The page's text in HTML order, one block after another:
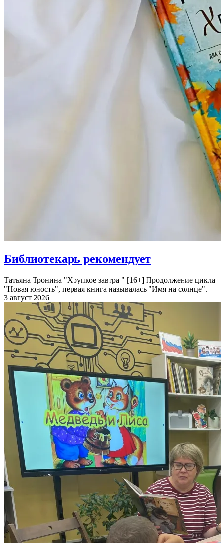
Библиотекарь рекомендует
Татьяна Тронина "Хрупкое завтра " [16+] Продолжение цикла
"Новая юность", первая книга называлась "Имя на солнце".
3 август 2026